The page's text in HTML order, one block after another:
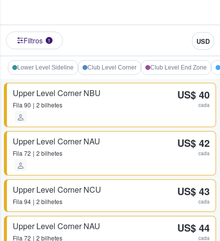
Filtros 1 USD
Lower Level Sideline Club Level Corner Club Level End Zone
Upper Level Corner NBU
Fila 90 2 bilhetes
US$ 40
cada
Upper Level Corner NAU
Fila 72 2 bilhetes
US$ 42
cada
Upper Level Corner NCU
Fila 94 2 bilhetes
US$ 43
cada
Upper Level Corner NAU
Fila 72 2 bilhetes
US$ 44
cada